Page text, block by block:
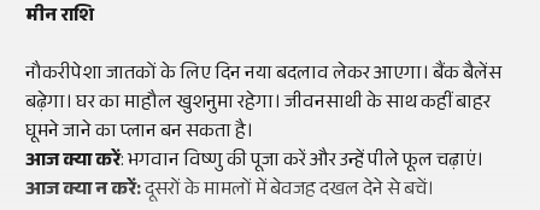
मीन राशि
नौकरीपेशा जातकों के लिए दिन नया बदलाव लेकर आएगा। बैंक बैलेंस
बढ़ेगा। घर का माहौल खुशनुमा रहेगा। जीवनसाथी के साथ कहीं बाहर
घूमने जाने का प्लान बन सकता है।
आज क्या करें: भगवान विष्णु की पूजा करें और उन्हें पीले फूल चढ़ाएं।
आज क्या न करें:दूसरों के मामलों में बेवजह दखल देने से बचें।